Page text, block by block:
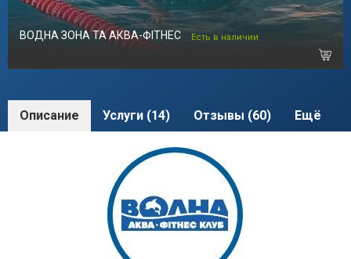
ВОДНА ЗОНА ТА АКВА-ФІТНЕС Есть в наличии
Описание Услуги (14) Отзывы (60) Ещё